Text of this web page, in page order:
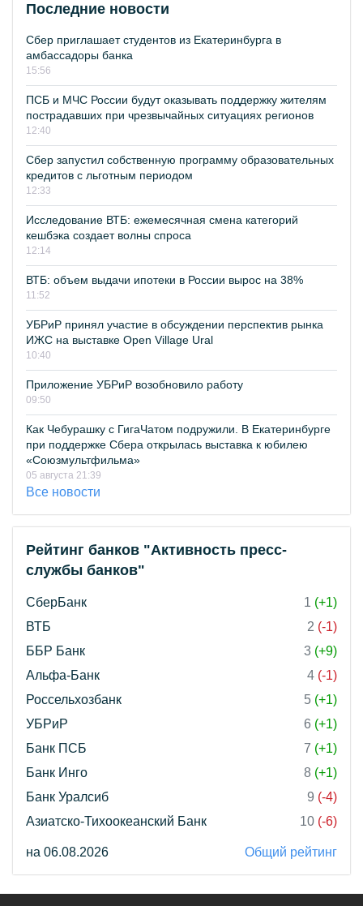
Последние новости
Сбер приглашает студентов из Екатеринбурга в
амбассадоры банка
15:56
ПСБ и МЧС России будут оказывать поддержку жителям
пострадавших при чрезвычайных ситуациях регионов
12:40
Сбер запустил собственную программу образовательных
кредитов с льготным периодом
12:33
Исследование ВТБ: ежемесячная смена категорий
кешбэка создает волны спроса
12:14
ВТБ: объем выдачи ипотеки в России вырос на 38%
11:52
УБРиР принял участие в обсуждении перспектив рынка
ИЖС на выставке Open Village Ural
10:40
Приложение УБРиР возобновило работу
09:50
Как Чебурашку с ГигаЧатом подружили. В Екатеринбурге
при поддержке Сбера открылась выставка к юбилею
«Союзмультфильма»
05 августа 21:39
Все новости
Рейтинг банков "Активность пресс-
службы банков"
СберБанк 1 (+1)
ВТБ
2 (-1)
ББР Банк
3 (+9)
Альфа-Банк
4 (-1)
Россельхозбанк
5 (+1)
УБРиР
6 (+1)
Банк ПСБ
7 (+1)
Банк Инго
8 (+1)
Банк Уралсиб
9 (-4)
Азиатско-Тихоокеанский Банк
10 (-6)
на 06.08.2026 Общий рейтинг